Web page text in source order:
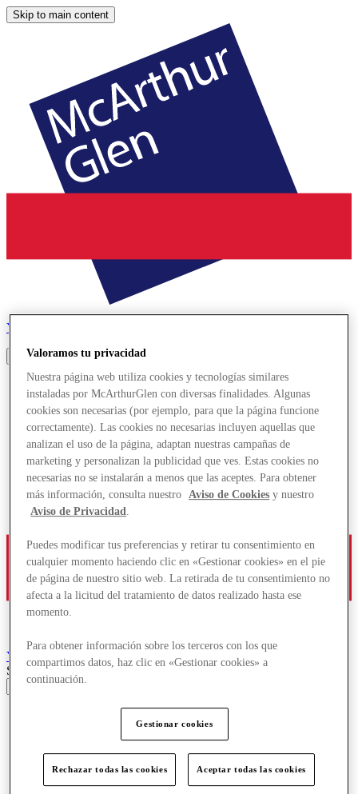
Skip to main content
York
York
Designer Outlet
Search input
Planifica tu visita
¿Qué pasa?
Comer y beber
Tarjetas regalo
Valoramos tu privacidad
Nuestra página web utiliza cookies y tecnologías similares
instaladas por McArthurGlen con diversas finalidades. Algunas
cookies son necesarias (por ejemplo, para que la página funcione
correctamente). Las cookies no necesarias incluyen aquellas que
analizan el uso de la página, adaptan nuestras campañas de
marketing y personalizan la publicidad que ves. Estas cookies no
necesarias no se instalarán a menos que las aceptes. Para obtener
más información, consulta nuestro
Aviso de Cookies y nuestro
Aviso de Privacidad.
Puedes modificar tus preferencias y retirar tu consentimiento en
cualquier momento haciendo clic en «Gestionar cookies» en el pie
de página de nuestro sitio web. La retirada de tu consentimiento no
afecta a la licitud del tratamiento de datos realizado hasta ese
momento.
Para obtener información sobre los terceros con los que
compartimos datos, haz clic en «Gestionar cookies» a
continuación.
Gestionar cookies
Rechazar todas las cookies Aceptar todas las cookies